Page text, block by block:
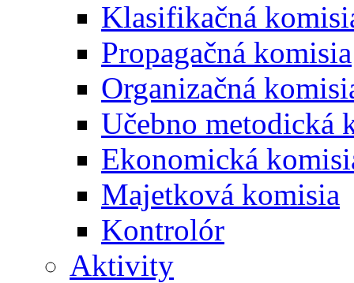
Klasifikačná
Propagačná komisia
Organizačná
Učebno metodická
Ekonomická
Majetková komisia
Kontrolór
Aktivity